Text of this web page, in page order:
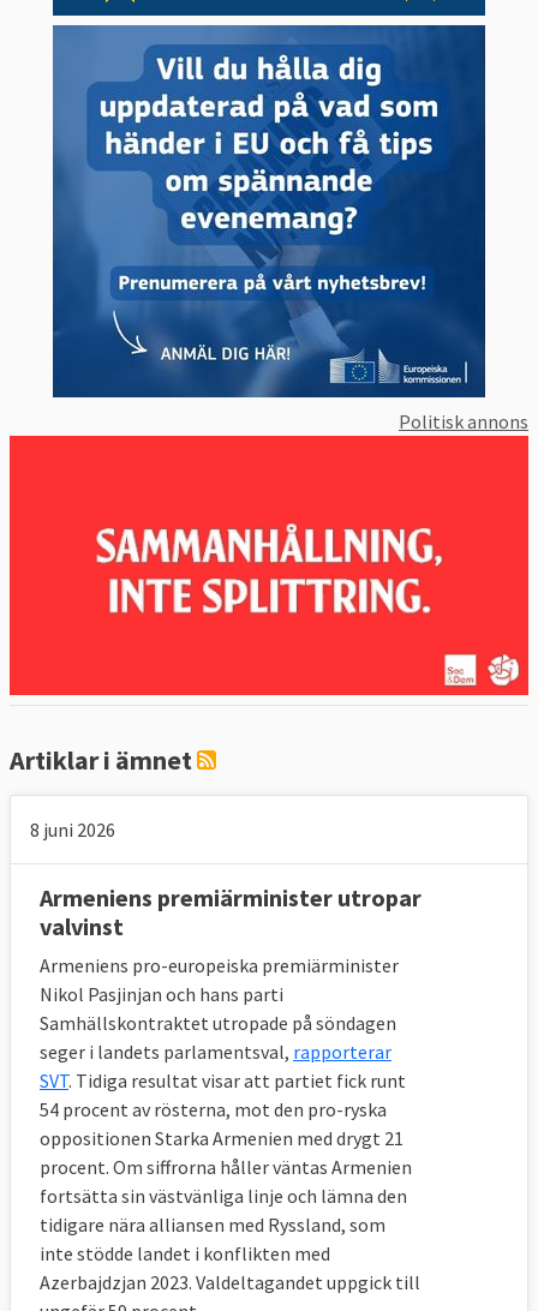
Politisk annons
Artiklar i ämnet
8 juni 2026
Armeniens premiärminister utropar
valvinst
Armeniens pro-europeiska premiärminister
Nikol Pasjinjan och hans parti
Samhällskontraktet utropade på söndagen
seger i landets parlamentsval, rapporterar
SVT. Tidiga resultat visar att partiet fick runt
54 procent av rösterna, mot den pro-ryska
oppositionen Starka Armenien med drygt 21
procent. Om siffrorna håller väntas Armenien
fortsätta sin västvänliga linje och lämna den
tidigare nära alliansen med Ryssland, som
inte stödde landet i konflikten med
Azerbajdzjan 2023. Valdeltagandet uppgick till